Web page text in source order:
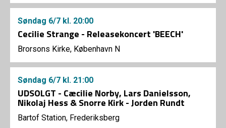
Søndag 6/7 kl. 20:00
Cecilie Strange - Releasekoncert 'BEECH'
Brorsons Kirke, København N
Søndag 6/7 kl. 21:00
UDSOLGT - Cæcilie Norby, Lars Danielsson,
Nikolaj Hess & Snorre Kirk - Jorden Rundt
Bartof Station, Frederiksberg